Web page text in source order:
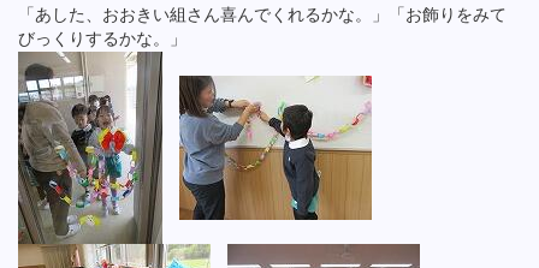
「あした、おおきい組さん喜んでくれるかな。」「お飾りをみて
びっくりするかな。」